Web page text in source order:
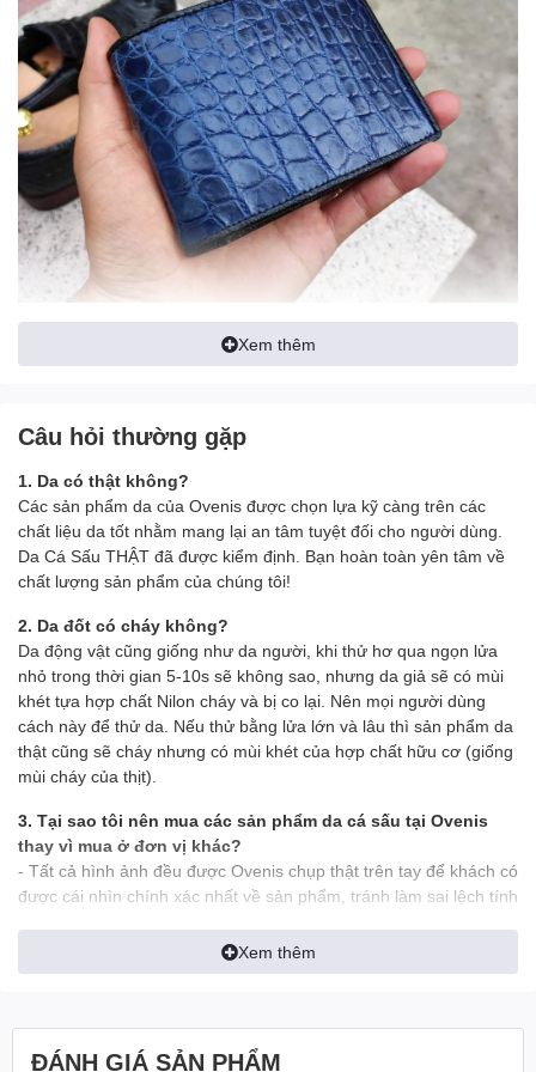
Xem thêm
Câu hỏi thường gặp
1. Da có thật không?
Các sản phẩm da của Ovenis được chọn lựa kỹ càng trên các
chất liệu da tốt nhằm mang lại an tâm tuyệt đối cho người dùng.
Da Cá Sấu THẬT đã được kiểm định. Bạn hoàn toàn yên tâm về
chất lượng sản phẩm của chúng tôi!
2. Da đốt có cháy không?
Da động vật cũng giống như da người, khi thử hơ qua ngọn lửa
nhỏ trong thời gian 5-10s sẽ không sao, nhưng da giả sẽ có mùi
khét tựa hợp chất Nilon cháy và bị co lại. Nên mọi người dùng
cách này để thử da. Nếu thử bằng lửa lớn và lâu thì sản phẩm da
thật cũng sẽ cháy nhưng có mùi khét của hợp chất hữu cơ (giống
mùi cháy của thịt).
3. Tại sao tôi nên mua các sản phẩm da cá sấu tại Ovenis
thay vì mua ở đơn vị khác?
- Tất cả hình ảnh đều được Ovenis chụp thật trên tay để khách có
được cái nhìn chính xác nhất về sản phẩm, tránh làm sai lệch tính
- Ship tới không mua không sao
- Những trường hợp đổi trả bưu tá sẽ tới nhận hàng đổi trả trả
Xem thêm
ĐÁNH GIÁ SẢN PHẨM